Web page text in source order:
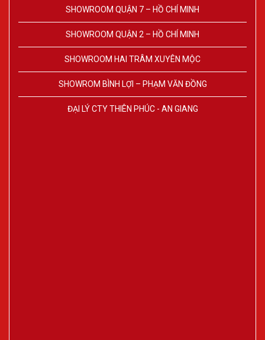
SHOWROOM QUẬN 7 – HỒ CHÍ MINH
SHOWROOM QUẬN 2 – HỒ CHÍ MINH
SHOWROOM HAI TRÂM XUYÊN MỘC
SHOWROM BÌNH LỢI – PHẠM VĂN ĐỒNG
ĐẠI LÝ CTY THIÊN PHÚC - AN GIANG